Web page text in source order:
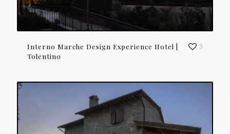
Interno Marche Design Experience Hotel |
Tolentino
3